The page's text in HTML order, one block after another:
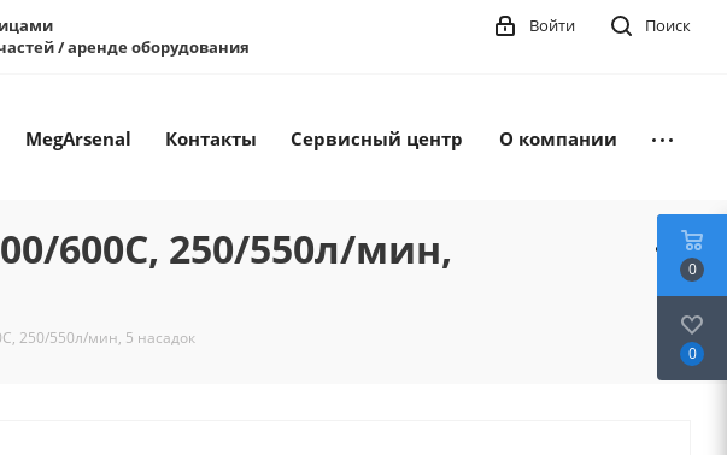
/ аренде оборудования
Поиск
Войти
MegArsenal Контакты Сервисный центр О компании
600C, 250/550л/мин,
250/550л/мин, 5 насадок
0
0